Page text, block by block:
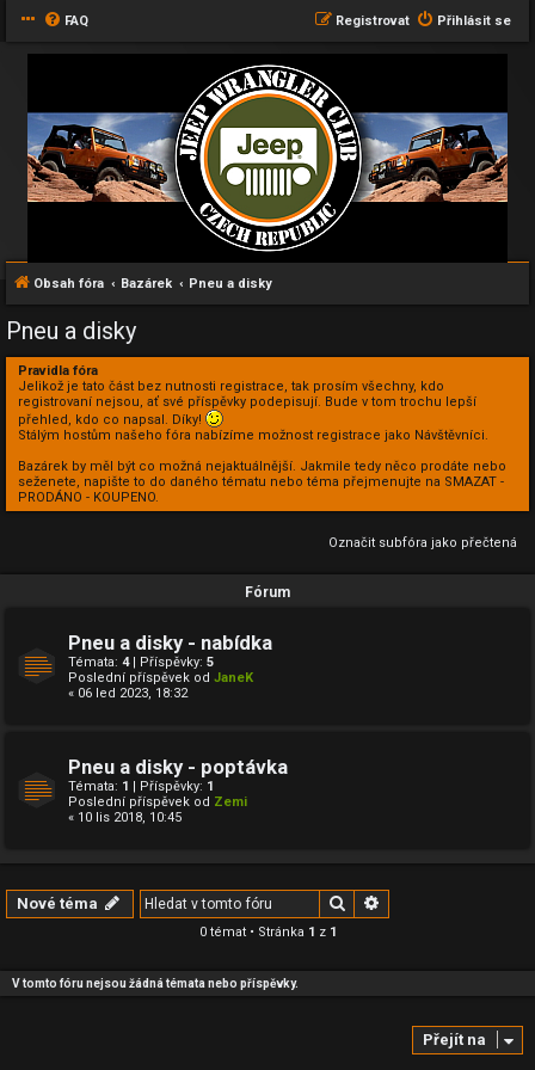
FAQ Přihlásit se
Registrovat
Obsah fóra Bazárek Pneu a disky
Pneu a disky
Pravidla fóra
Jelikož je tato část bez nutnosti registrace, tak prosím všechny, kdo
registrovaní nejsou, ať své příspěvky podepisují. Bude v tom trochu lepší
přehled, kdo co napsal. Díky!
Stálým hostům našeho fóra nabízíme možnost registrace jako Návštěvníci.
Bazárek by měl být co možná nejaktuálnější. Jakmile tedy něco prodáte nebo
seženete, napište to do daného tématu nebo téma přejmenujte na SMAZAT -
PRODÁNO - KOUPENO.
Označit subfóra jako přečtená
Fórum
Pneu a disky - nabídka
Témata: 4| Příspěvky: 5
Poslední příspěvek od JaneK
« 06 led 2023, 18:32
Pneu a disky - poptávka
Témata: 1 | Příspěvky: 1
Poslední příspěvek od Zemi
« 10 lis 2018, 10:45
Nové téma Hledat
0 témat • Stránka 1 z 1
V tomto fóru nejsou žádná témata nebo příspěvky.
Přejít na